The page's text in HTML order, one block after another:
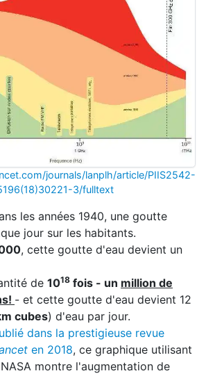
journals/lanplh/article/PIIS2542-
3/fulltext
les années 1940, une goutte
jour sur les habitants.
, cette goutte d'eau devient un
de 1018 fois - un million de
- et cette goutte d'eau devient 12
cubes) d'eau par jour.
dans la prestigieuse revue
en 2018, ce graphique utilisant
montre l'augmentation de